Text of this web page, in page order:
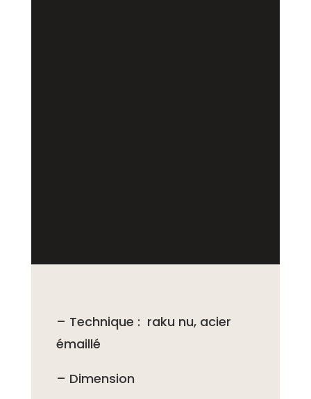
– Technique : raku nu, acier
émaillé
– Dimension